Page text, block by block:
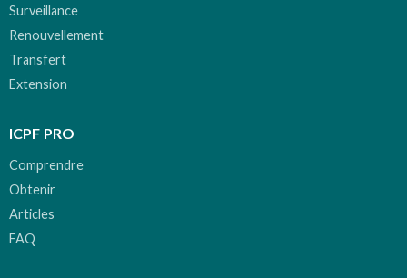
Surveillance
Renouvellement
Transfert
Extension
ICPF PRO
Comprendre
Obtenir
Articles
FAQ